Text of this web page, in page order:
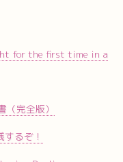
for the first time in a
（完全版）
るぞ！